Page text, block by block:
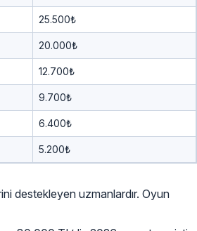
25.500₺
20.000₺
12.700₺
9.700₺
6.400₺
5.200₺
destekleyen uzmanlardır. Oyun